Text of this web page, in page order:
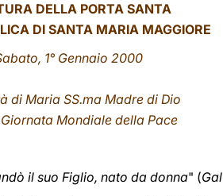
DELLA PORTA SANTA
DI SANTA MARIA MAGGIORE
1° Gennaio 2000
di Maria SS.ma Madre di Dio
Mondiale della Pace
il suo Figlio, nato da donna" (Gal